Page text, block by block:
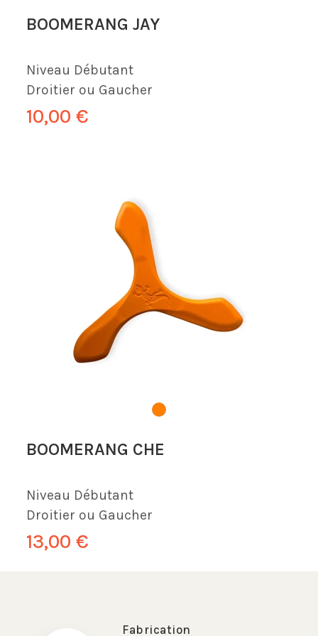
BOOMERANG JAY
Niveau Débutant
Droitier ou Gaucher
10,00 €
BOOMERANG CHE
Niveau Débutant
Droitier ou Gaucher
13,00 €
Fabrication